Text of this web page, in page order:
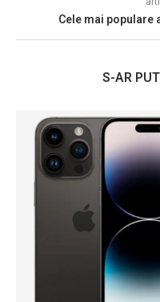
Cele mai populare
S-AR